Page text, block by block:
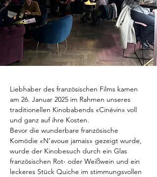
Liebhaber des französischen Films kamen
am 26. Januar 2025 im Rahmen unseres
traditionellen Kinobabends «Cinévin» voll
und ganz auf ihre Kosten.
Bevor die wunderbare französische
Komödie «N‘avoue jamais» gezeigt wurde,
wurde der Kinobesuch durch ein Glas
französischen Rot- oder Weißwein und ein
leckeres Stück Quiche im stimmungsvollen